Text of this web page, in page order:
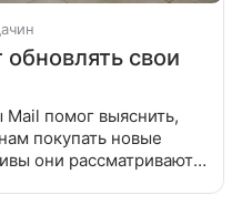
свои
помог выяснить,
покупать новые
они рассматривают